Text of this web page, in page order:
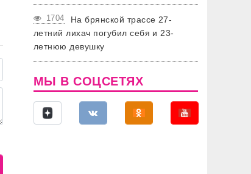
1704
На брянской трассе 27-
летний лихач погубил себя и 23-
летнюю девушку
МЫ В СОЦСЕТЯХ